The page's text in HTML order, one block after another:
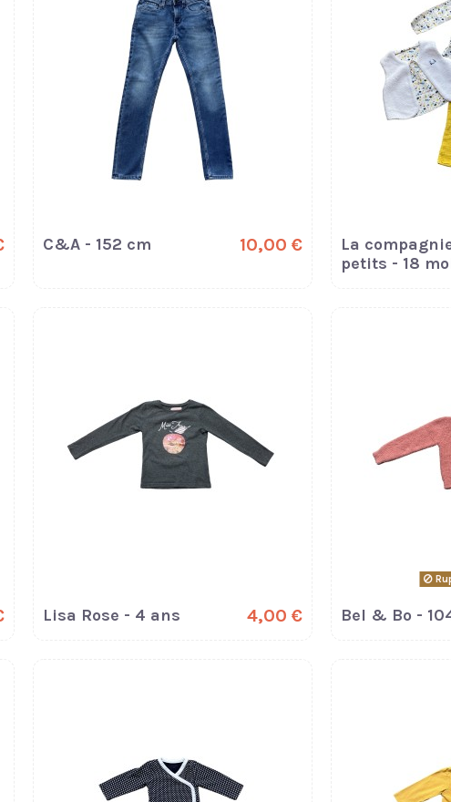
C&A - 152 cm 10,00 €
La
petits - 18
Lisa Rose - 4 ans 4,00 € Bel & Bo -